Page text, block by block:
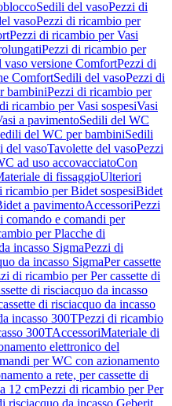
Sedili del vasoPezzi di
vasoPezzi di ricambio per
Pezzi di ricambio per Vasi
Pezzi di ricambio per
vaso versione ComfortPezzi di
ComfortSedili del vasoPezzi di
bambiniPezzi di ricambio per
ricambio per Vasi sospesiVasi
a pavimentoSedili del WC
del WC per bambiniSedili
del vasoTavolette del vasoPezzi
ad uso accovacciatoCon
di fissaggioUlteriori
ricambio per Bidet sospesiBidet
a pavimentoAccessoriPezzi
comando e comandi per
per Placche di
incasso SigmaPezzi di
da incasso SigmaPer cassette
di ricambio per Per cassette di
di risciacquo da incasso
di risciacquo da incasso
incasso 300TPezzi di ricambio
300TAccessoriMateriale di
elettronico del
per WC con azionamento
a rete, per cassette di
12 cmPezzi di ricambio per Per
risciacquo da incasso Geberit